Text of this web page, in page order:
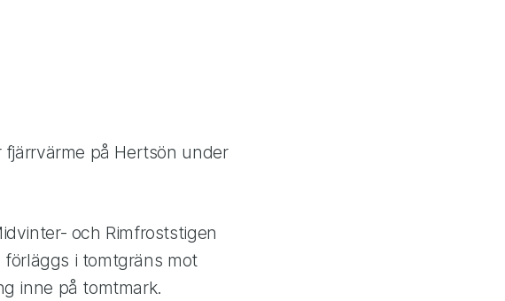
på Hertsön under
och Rimfroststigen
i tomtgräns mot
inne på tomtmark.